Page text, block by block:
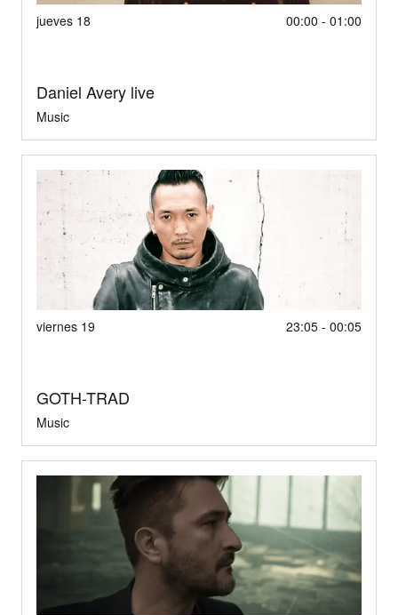
jueves 18 00:00 - 01:00
Daniel Avery live
Music
viernes 19 23:05 - 00:05
GOTH-TRAD
Music